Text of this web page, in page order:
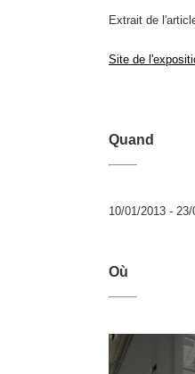
Extrait de
Site de
Quand
10/01/2013 -
Où